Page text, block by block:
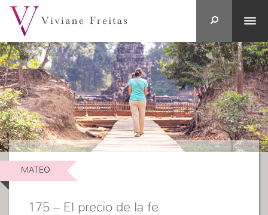
MATEO
175 – El precio de la fe